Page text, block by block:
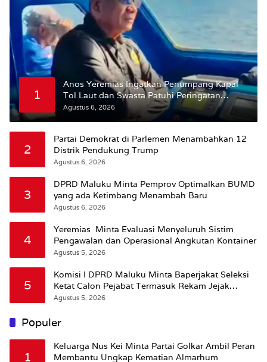
1
Anos Yeremias Ingatkan Penumpang Kapal
Tol Laut dan Swasta Patuhi Peringatan
BMKG
Agustus 6, 2026
2
Partai Demokrat di Parlemen Menambahkan 12
Distrik Pendukung Trump
Agustus 6, 2026
3
DPRD Maluku Minta Pemprov Optimalkan BUMD
yang ada Ketimbang Menambah Baru
Agustus 6, 2026
4
Yeremias Minta Evaluasi Menyeluruh Sistim
Pengawalan dan Operasional Angkutan Kontainer
Agustus 5, 2026
5
Komisi I DPRD Maluku Minta Baperjakat Seleksi
Ketat Calon Pejabat Termasuk Rekam Jejak
Hukum
Agustus 5, 2026
Populer
1
Keluarga Nus Kei Minta Partai Golkar Ambil Peran
Membantu Ungkap Kematian Almarhum